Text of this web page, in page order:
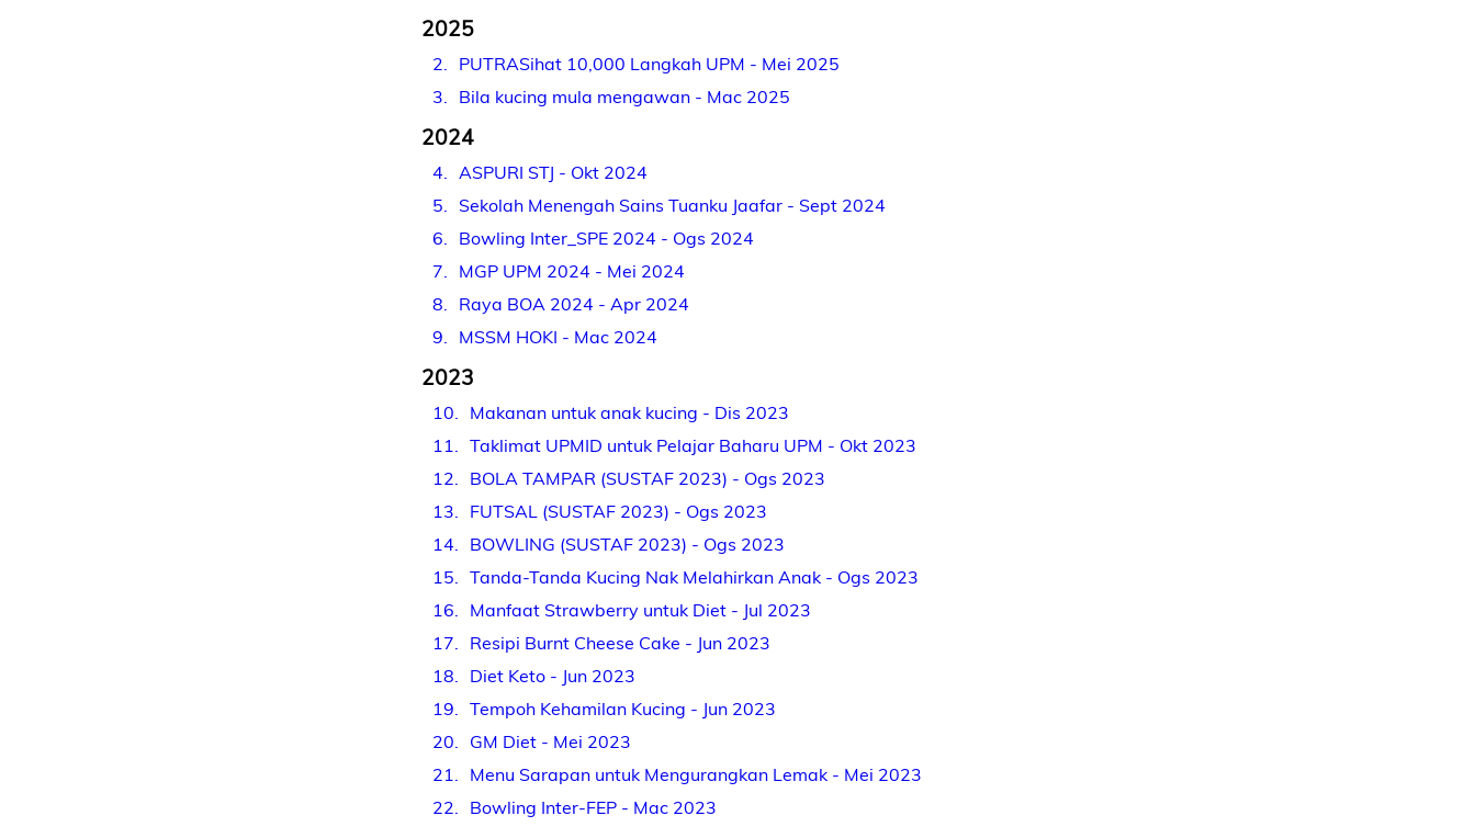
2025
2
PUTRASihat 10,000 Langkah UPM - Mei 2025
3
Bila kucing mula mengawan - Mac 2025
2024
4
ASPURI STJ - Okt 2024
5
Sekolah Menengah Sains Tuanku Jaafar - Sept 2024
6
Bowling Inter_SPE 2024 - Ogs 2024
7
MGP UPM 2024 - Mei 2024
8
Raya BOA 2024 - Apr 2024
9
MSSM HOKI - Mac 2024
2023
10
Makanan untuk anak kucing - Dis 2023
11
Taklimat UPMID untuk Pelajar Baharu UPM - Okt 2023
12
BOLA TAMPAR (SUSTAF 2023) - Ogs 2023
13
FUTSAL (SUSTAF 2023) - Ogs 2023
14
BOWLING (SUSTAF 2023) - Ogs 2023
15
Tanda-Tanda Kucing Nak Melahirkan Anak - Ogs 2023
16
Manfaat Strawberry untuk Diet - Jul 2023
17
Resipi Burnt Cheese Cake - Jun 2023
18
Diet Keto - Jun 2023
19
Tempoh Kehamilan Kucing - Jun 2023
20
GM Diet - Mei 2023
21
Menu Sarapan untuk Mengurangkan Lemak - Mei 2023
22
Bowling Inter-FEP - Mac 2023